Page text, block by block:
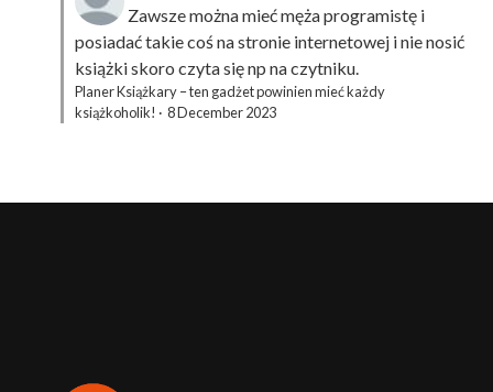
Zawsze można mieć męża programistę i
posiadać takie coś na stronie internetowej i nie nosić
książki skoro czyta się np na czytniku.
Planer Książkary – ten gadżet powinien mieć każdy
książkoholik! · 8 December 2023